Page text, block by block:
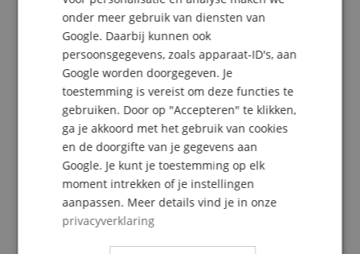
Gebaseerd op 1 Beoordeling
5 Sterren
4 Sterren
0
3 Sterren
2 Sterren
0
1 Ster
0
Een herziening van de ratings heeft als volgt
plaatsgevonden: Alleen klanten die in onze online
winkel geregistreerd zijn en het product
daadwerkelijk bij ons hebben gekocht, kunnen in
hun klantenaccount een beoordeling voor het
artikel geven.
onder meer gebruik van diensten van
Google. Daarbij kunnen ook
persoonsgegevens, zoals apparaat-ID's, aan
Google worden doorgegeven. Je
toestemming is vereist om deze functies te
gebruiken. Door op "Accepteren" te klikken,
ga je akkoord met het gebruik van cookies
en de doorgifte van je gegevens aan
Google. Je kunt je toestemming op elk
moment intrekken of je instellingen
aanpassen. Meer details vind je in onze
privacyverklaring